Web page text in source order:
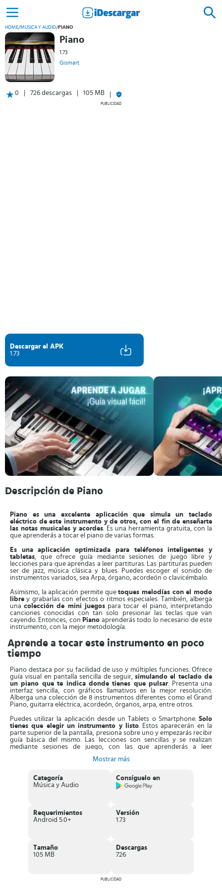
HOME/MÚSICA Y AUDIO/ PIANO
Piano
1.73
Gismart
0 726 descargas 105 MB
PUBLICIDAD
Descargar el APK
1.73
Descripción de Piano
Piano es una excelente aplicación que simula un teclado
eléctrico de este instrumento y de otros, con el fin de enseñarte
las notas musicales y acordes. Es una herramienta gratuita, con la
que aprenderás a tocar el piano de varias formas.
Es una aplicación optimizada para teléfonos inteligentes y
tabletas, que ofrece guía mediante sesiones de juego libre y
lecciones para que aprendas a leer partituras. Las partituras pueden
ser de jazz, música clásica y blues. Puedes escoger el sonido de
instrumentos variados, sea Arpa, órgano, acordeón o clavicémbalo.
Asimismo, la aplicación permite quetoques melodías con el modo
libre y grabarlas con efectos o ritmos especiales. También, alberga
unacolección de mini juegospara tocar el piano, interpretando
canciones conocidas con tan solo presionar las teclas que van
cayendo. Entonces, con Piano aprenderás todo lo necesario de este
instrumento, con la mejor metodología.
Aprende a tocar este instrumento en poco
tiempo
Piano destaca por su facilidad de uso y múltiples funciones. Ofrece
guía visual en pantalla sencilla de seguir,simulando el teclado de
un piano que te indica donde tienes que pulsar. Presenta una
interfaz sencilla, con gráficos llamativos en la mejor resolución.
Alberga una colección de 8 instrumentos diferentes como el Grand
Piano, guitarra eléctrica, acordeón, órganos, arpa, entre otros.
Puedes utilizar la aplicación desde un Tablets o Smartphone. Solo
tienes que elegir un instrumento y listo. Estos aparecerán en la
parte superior de la pantalla, presiona sobre uno y empezarás recibir
guía básica del mismo. Las lecciones son sencillas y se realizan
mediante sesiones de juego, con las que aprenderás a leer
puedes tocar en el modo libre
y grabarla con efectos y ritmos
únicos. También, encontrarás una divertida galería de mini juegos,
que facilitarán aún más el proceso de aprendizaje. Puedes
potenciará tu sentido del ritmo y tiempo.
guía en el proceso de aprendizaje de su funcionamiento.
Presenta una
, con la mejor calidad gráfica.
Mostrar más
Categoría
Música y Audio
Consíguelo en
Requerimientos
Android 5.0+
Versión
1.73
Tamaño
105 MB
Descargas
726
PUBLICIDAD